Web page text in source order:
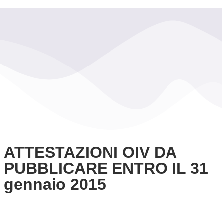
ATTESTAZIONI OIV DA
PUBBLICARE ENTRO IL 31
gennaio 2015